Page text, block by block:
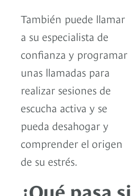
También puede llamar
a su especialista de
confianza y programar
unas llamadas para
realizar sesiones de
escucha activa y se
pueda desahogar y
comprender el origen
de su estrés.
¿Qué pasa si